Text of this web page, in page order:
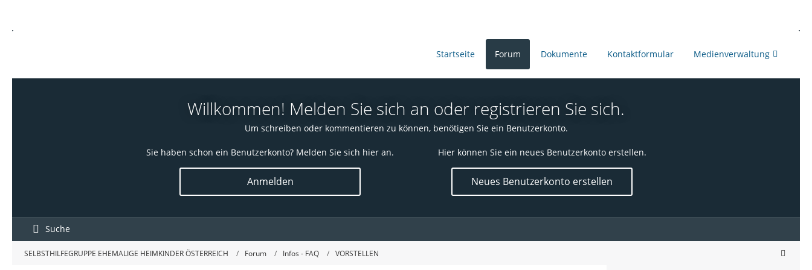
Startseite Forum Dokumente Kontaktformular Medienverwaltung
Willkommen! Melden Sie sich an oder registrieren Sie sich.
Um schreiben oder kommentieren zu können, benötigen Sie ein Benutzerkonto.
Sie haben schon ein Benutzerkonto? Melden Sie sich hier an.
Anmelden
Hier können Sie ein neues Benutzerkonto erstellen.
Neues Benutzerkonto erstellen
Suche
SELBSTHILFEGRUPPE EHEMALIGE HEIMKINDER ÖSTERREICH Forum Infos - FAQ VORSTELLEN